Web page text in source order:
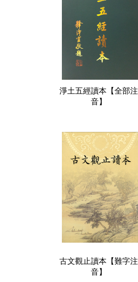
淨土五經讀本【全部注
音】
古文觀止讀本【難字注
音】